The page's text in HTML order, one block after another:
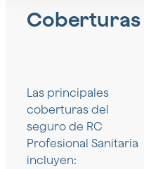
Coberturas
Las principales
coberturas del
seguro de RC
Profesional Sanitaria
incluyen: